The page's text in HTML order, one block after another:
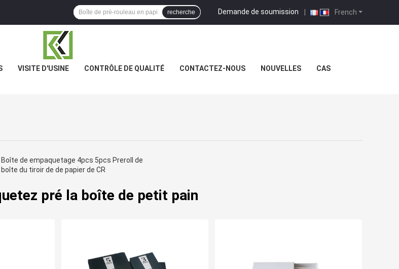
French
Demande de soumission |
recherche
VISITE D'USINE CONTRÔLE DE QUALITÉ CONTACTEZ-NOUS NOUVELLES CAS
Boîte de empaquetage 4pcs 5pcs Preroll de
boîte du tiroir de de papier de CR
pré la boîte de petit pain